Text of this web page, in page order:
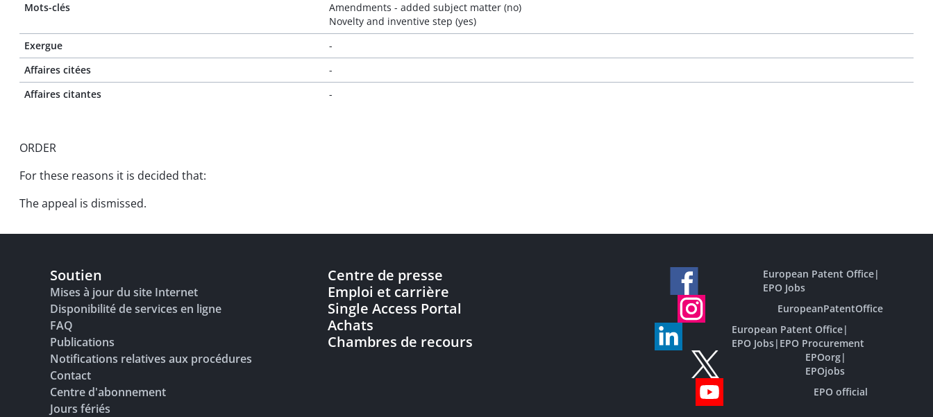
Mots-clés
Amendments - added subject matter (no)
Novelty and inventive step (yes)
Exergue
-
Affaires citées
-
Affaires citantes
-
ORDER
For these reasons it is decided that:
The appeal is dismissed.
Soutien
Mises à jour du site Internet
Disponibilité de services en ligne
FAQ
Publications
Notifications relatives aux procédures
Contact
Centre d'abonnement
Jours fériés
Centre de presse
Emploi et carrière
Single Access Portal
Achats
Chambres de recours
European Patent Office|
EPO Jobs
EuropeanPatentOffice
European Patent Office|
EPO Jobs| EPO Procurement
EPOorg|
EPOjobs
EPO official